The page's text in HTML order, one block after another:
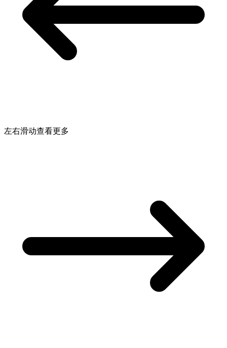
左右滑动查看更多